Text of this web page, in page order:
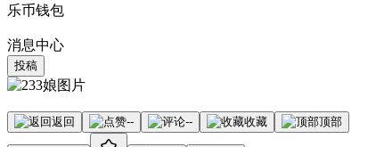
乐币钱包
消息中心
投稿
返回 -- -- 收藏 顶部